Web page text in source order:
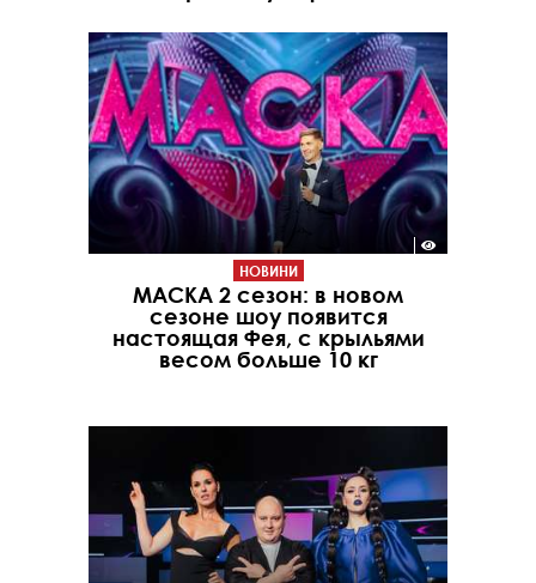
НОВИНИ
МАСКА 2 сезон: в новом
сезоне шоу появится
настоящая Фея, с крыльями
весом больше 10 кг